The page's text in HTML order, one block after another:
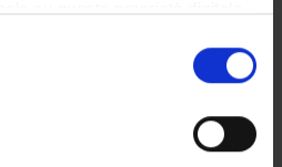
consenso in qualsiasi
sui cookie o facendo clic
FORMAZIONE
allo studente la capacità di
delle funzioni e la